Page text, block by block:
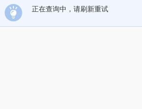
正在查询中，请刷新重试